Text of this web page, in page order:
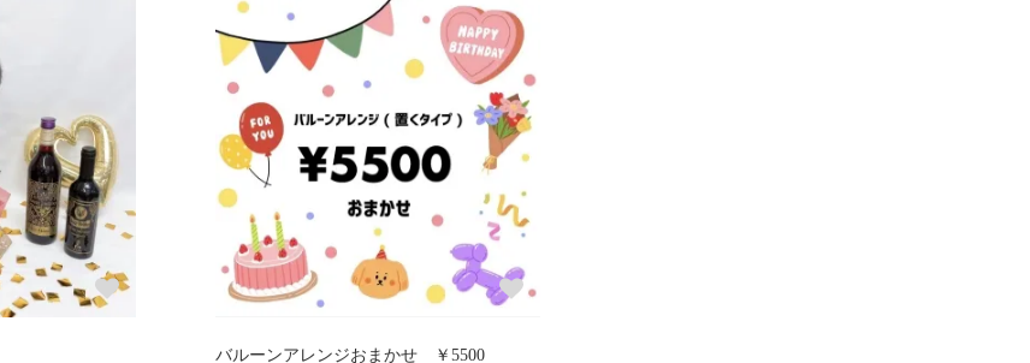
バルーンアレンジおまかせ ￥5500